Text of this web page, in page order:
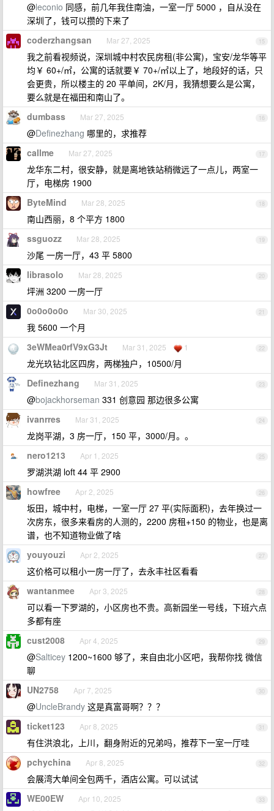
@leconio 同感，前几年我住南油，一室一厅 5000 ，自从没在
深圳了，钱可以攒的下来了
15
coderzhangsan Mar 27, 2025
我之前看视频说，深圳城中村农民房租(非公寓)，宝安/龙华等平
均￥ 60+/㎡，公寓的话就要￥ 70+/㎡以上了，地段好的话，只
会更贵，所以楼主的 20 平单间，2K/月，我猜想要么是公寓，
要么就是在福田和南山了。
16
dumbass Mar 27, 2025
@Definezhang 哪里的，求推荐
17
callme Mar 27, 2025
龙华东二村，很安静，就是离地铁站稍微远了一点儿，两室一
厅，电梯房 1900
18
ByteMind Mar 28, 2025
南山西丽，8 个平方 1800
19
ssguozz Mar 28, 2025
沙尾 一房一厅，43 平 5800
20
librasolo Mar 28, 2025
坪洲 3200 一房一厅
21
0o0o0o0o Mar 30, 2025
我 5600 一个月
22
3eWMea0rfV9xG3Jt Mar 31, 2025 1
龙光玖钻北区四房，两梯独户，10500/月
23
Definezhang Mar 31, 2025
@bojackhorseman 331 创意园 那边很多公寓
24
ivanrres Mar 31, 2025
龙岗平湖，3 房一厅，150 平，3000/月。。
25
nero1213 Apr 1, 2025
罗湖洪湖 loft 44 平 2900
26
howfree Apr 2, 2025
坂田，城中村，电梯，一室一厅 27 平(实际面积)，去年换过一
次房东，很多来看房的人测的，2200 房租+150 的物业，也是离
谱，也不知道物业做了啥
27
youyouzi Apr 2, 2025
这价格可以租小一房一厅了，去永丰社区看看
28
wantanmee Apr 3, 2025
可以看一下罗湖的，小区房也不贵。高新园坐一号线，下班六点
多都有座
29
cust2008 Apr 4, 2025
@Salticey 1200~1600 够了，来自由北小区吧，我帮你找 微信
聊
30
UN2758 Apr 7, 2025
@UncleBrandy 这是真富哥啊？？？
31
ticket123 Apr 8, 2025
有住洪浪北，上川，翻身附近的兄弟吗，推荐下一室一厅哇
32
pchychina Apr 8, 2025
会展湾大单间全包两千，酒店公寓。可以试试
33
WE00EW Apr 10, 2025